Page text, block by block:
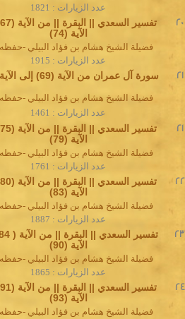
عدد الزيارات : 1821
الآية (74)
20
فضيلة الشيخ هشام بن فؤاد البيلي -حفظه
عدد الزيارات : 1915
سورة آل عمران من الآية (69) إلى الآية (77) 21
فضيلة الشيخ هشام بن فؤاد البيلي -حفظه
عدد الزيارات : 1461
الآية (79)
21
فضيلة الشيخ هشام بن فؤاد البيلي -حفظه
عدد الزيارات : 1761
الآية (83)
22
فضيلة الشيخ هشام بن فؤاد البيلي -حفظه
عدد الزيارات : 1887
الآية (90)
23
فضيلة الشيخ هشام بن فؤاد البيلي -حفظه
عدد الزيارات : 1865
الآية (93)
24
فضيلة الشيخ هشام بن فؤاد البيلي -حفظه